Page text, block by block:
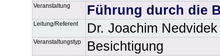
Veranstaltung Führung durch die
Leitung/Referent Dr. Joachim Nedvidek
Veranstaltungstyp Besichtigung